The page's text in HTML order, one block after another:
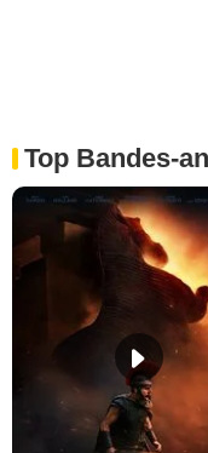
Top Bandes-